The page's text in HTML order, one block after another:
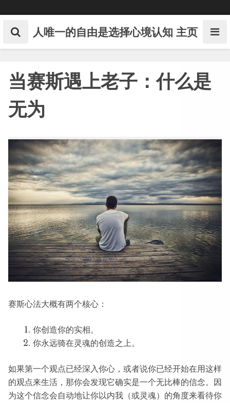
to
content 人唯一的自由是选择心境认知 主页
当赛斯遇上老子：什么是
无为
赛斯心法大概有两个核心：
你创造你的实相。
你永远骑在灵魂的创造之上。
如果第一个观点已经深入你心，或者说你已经开始在用这样
的观点来生活，那你会发现它确实是一个无比棒的信念。因
为这个信念会自动地让你以内我（或灵魂）的角度来看待你